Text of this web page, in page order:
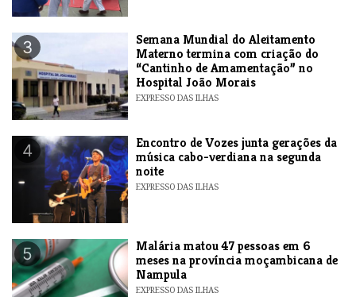
3
Semana Mundial do Aleitamento
Materno termina com criação do
“Cantinho de Amamentação” no
Hospital João Morais
EXPRESSO DAS ILHAS
4
Encontro de Vozes junta gerações da
música cabo-verdiana na segunda
noite
EXPRESSO DAS ILHAS
5
​Malária matou 47 pessoas em 6
meses na província moçambicana de
Nampula
EXPRESSO DAS ILHAS